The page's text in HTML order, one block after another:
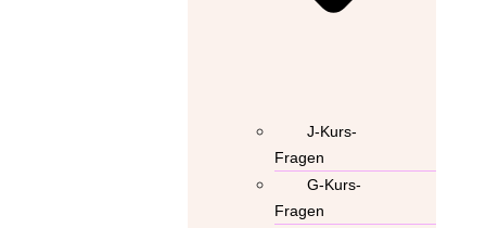
J-Kurs-
Fragen
G-Kurs-
Fragen